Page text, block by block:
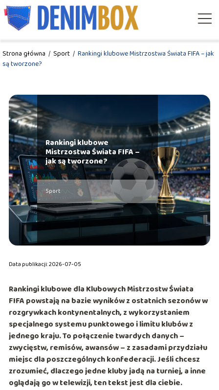
Strona główna / Sport / Rankingi klubowe Mistrzostwa Świata FIFA – jak
są tworzone?
Rankingi klubowe
Mistrzostwa Świata FIFA –
jak są tworzone?
Sport
Data publikacji: 2026-07-05
Rankingi klubowe dla Klubowych Mistrzostw Świata
FIFA powstają na bazie wyników z ostatnich sezonów w
rozgrywkach kontynentalnych, z wykorzystaniem
specjalnego systemu punktowego i limitu klubów z
jednego kraju. To połączenie twardych danych –
zwycięstw, remisów, awansów – z zasadami przydziału
miejsc dla poszczególnych konfederacji. Jeśli chcesz
zrozumieć, dlaczego jedne kluby jadą na turniej, a inne
oglądają go w telewizji, ten tekst jest dla ciebie.